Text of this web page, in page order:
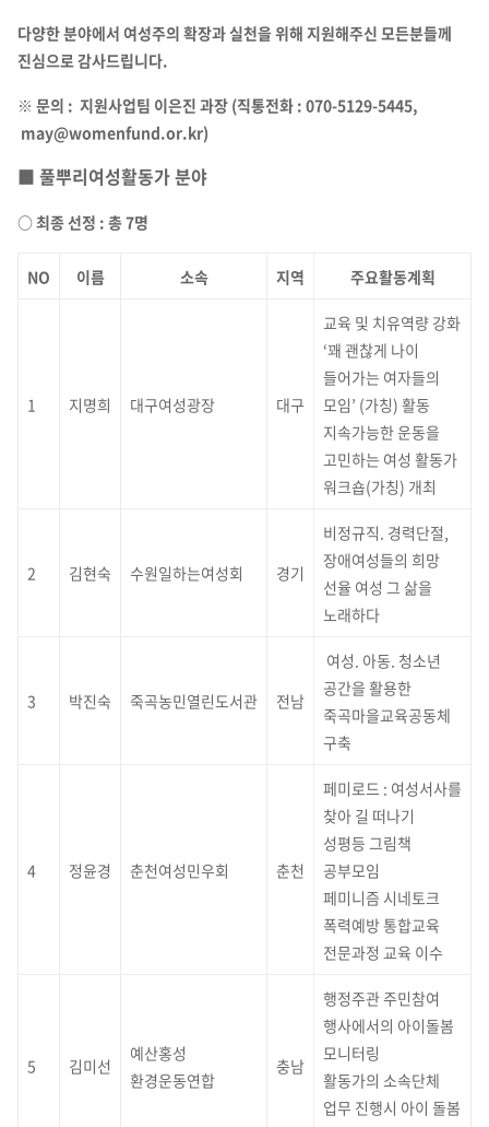
다양한 분야에서 여성주의 확장과 실천을 위해 지원해주신 모든분들께
진심으로 감사드립니다.
※ 문의 : 지원사업팀 이은진 과장 (직통전화 : 070-5129-5445,
may@womenfund.or.kr)
■ 풀뿌리여성활동가 분야
○ 최종 선정 : 총 7명
NO 이름 소속 지역 주요활동계획
1 지명희 대구여성광장 대구
교육 및 치유역량 강화
‘꽤 괜찮게 나이
들어가는 여자들의
모임’ (가칭) 활동
지속가능한 운동을
고민하는 여성 활동가
워크숍(가칭) 개최
2 김현숙 수원일하는여성회 경기
비정규직. 경력단절,
장애여성들의 희망
선율 여성 그 삶을
노래하다
3 박진숙 죽곡농민열린도서관 전남
여성. 아동. 청소년
공간을 활용한
죽곡마을교육공동체
구축
4 정윤경 춘천여성민우회 춘천
페미로드 : 여성서사를
찾아 길 떠나기
성평등 그림책
공부모임
페미니즘 시네토크
폭력예방 통합교육
전문과정 교육 이수
5 김미선
예산홍성
환경운동연합
충남
행정주관 주민참여
행사에서의 아이돌봄
모니터링
활동가의 소속단체
업무 진행시 아이 돌봄